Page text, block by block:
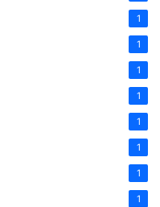
1
1
1
1
1
1
1
1